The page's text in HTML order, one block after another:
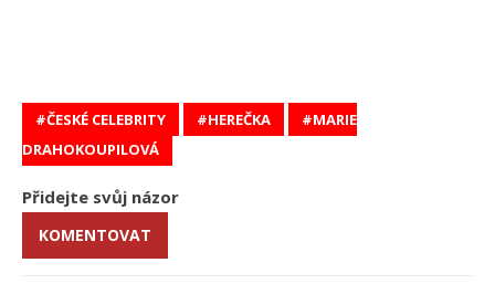
ČESKÉ CELEBRITY HEREČKA
MARIE
DRAHOKOUPILOVÁ
Přidejte svůj názor
KOMENTOVAT